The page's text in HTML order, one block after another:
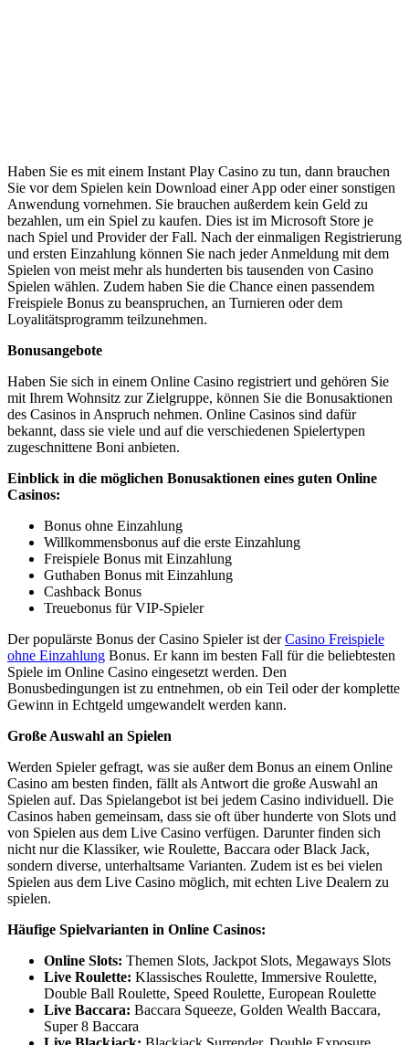
Haben Sie es mit einem Instant Play Casino zu tun, dann brauchen
Sie vor dem Spielen kein Download einer App oder einer sonstigen
Anwendung vornehmen. Sie brauchen außerdem kein Geld zu
bezahlen, um ein Spiel zu kaufen. Dies ist im Microsoft Store je
nach Spiel und Provider der Fall. Nach der einmaligen Registrierung
und ersten Einzahlung können Sie nach jeder Anmeldung mit dem
Spielen von meist mehr als hunderten bis tausenden von Casino
Spielen wählen. Zudem haben Sie die Chance einen passendem
Freispiele Bonus zu beanspruchen, an Turnieren oder dem
Loyalitätsprogramm teilzunehmen.
Bonusangebote
Haben Sie sich in einem Online Casino registriert und gehören Sie
mit Ihrem Wohnsitz zur Zielgruppe, können Sie die Bonusaktionen
des Casinos in Anspruch nehmen. Online Casinos sind dafür
bekannt, dass sie viele und auf die verschiedenen Spielertypen
zugeschnittene Boni anbieten.
Einblick in die möglichen Bonusaktionen eines guten Online
Casinos:
Bonus ohne Einzahlung
Willkommensbonus auf die erste Einzahlung
Freispiele Bonus mit Einzahlung
Guthaben Bonus mit Einzahlung
Cashback Bonus
Treuebonus für VIP-Spieler
Der populärste Bonus der Casino Spieler ist derCasino Freispiele
ohne Einzahlung Bonus. Er kann im besten Fall für die beliebtesten
Spiele im Online Casino eingesetzt werden. Den
Bonusbedingungen ist zu entnehmen, ob ein Teil oder der komplette
Gewinn in Echtgeld umgewandelt werden kann.
Große Auswahl an Spielen
Werden Spieler gefragt, was sie außer dem Bonus an einem Online
Casino am besten finden, fällt als Antwort die große Auswahl an
Spielen auf. Das Spielangebot ist bei jedem Casino individuell. Die
Casinos haben gemeinsam, dass sie oft über hunderte von Slots und
von Spielen aus dem Live Casino verfügen. Darunter finden sich
nicht nur die Klassiker, wie Roulette, Baccara oder Black Jack,
sondern diverse, unterhaltsame Varianten. Zudem ist es bei vielen
Spielen aus dem Live Casino möglich, mit echten Live Dealern zu
spielen.
Häufige Spielvarianten in Online Casinos:
Online Slots: Themen Slots, Jackpot Slots, Megaways Slots
Live Roulette: Klassisches Roulette, Immersive Roulette,
Double Ball Roulette, Speed Roulette, European Roulette
Live Baccara: Baccara Squeeze, Golden Wealth Baccara,
Super 8 Baccara